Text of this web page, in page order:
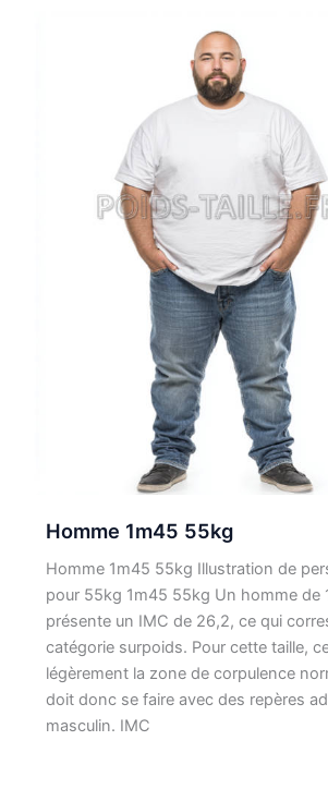
Homme 1m45 55kg
Homme 1m45 55kg Illustration de
pour 55kg 1m45 55kg Un homme de
présente un IMC de 26,2, ce qui
catégorie surpoids. Pour cette taille,
légèrement la zone de corpulence
doit donc se faire avec des repères
masculin. IMC